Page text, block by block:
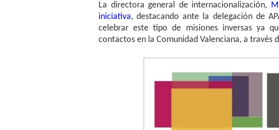
La directora general de internacionalización,
iniciativa, destacando ante la delegación de
celebrar este tipo de misiones inversas ya
contactos en la Comunidad Valenciana, a través